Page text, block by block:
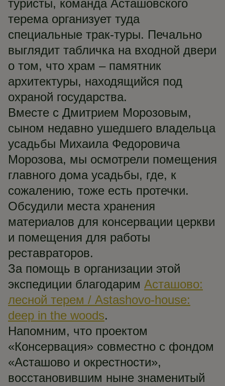
туристы, команда Асташовского
терема организует туда
специальные трак-туры. Печально
выглядит табличка на входной двери
о том, что храм – памятник
архитектуры, находящийся под
охраной государства.
Вместе с Дмитрием Морозовым,
сыном недавно ушедшего владельца
усадьбы Михаила Федоровича
Морозова, мы осмотрели помещения
главного дома усадьбы, где, к
сожалению, тоже есть протечки.
Обсудили места хранения
материалов для консервации церкви
и помещения для работы
реставраторов.
За помощь в организации этой
экспедиции благодарим Асташово:
лесной терем / Astashovo-house:
deep in the woods.
Напомним, что проектом
«Консервация» совместно с фондом
«Асташово и окрестности»,
восстановившим ныне знаменитый